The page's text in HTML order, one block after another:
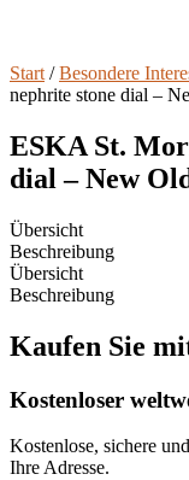
Start /Besondere
nephrite stone dial –
ESKA St.
dial – New
Übersicht
Beschreibung
Übersicht
Beschreibung
Kaufen Sie
Kostenloser
Kostenlose, sichere
Ihre Adresse.